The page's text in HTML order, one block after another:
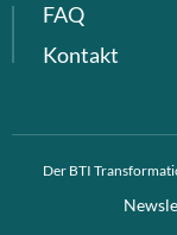
FAQ
Kontakt
Der BTI